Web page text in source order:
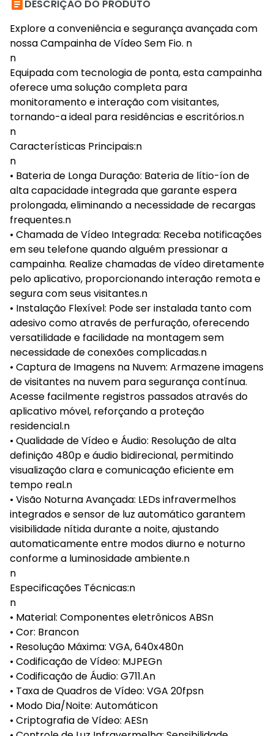
DESCRIÇÃO DO PRODUTO
Explore a conveniência e segurança avançada com
nossa Campainha de Vídeo Sem Fio. n
n
Equipada com tecnologia de ponta, esta campainha
oferece uma solução completa para
monitoramento e interação com visitantes,
tornando-a ideal para residências e escritórios.n
n
Características Principais:n
n
• Bateria de Longa Duração: Bateria de lítio-íon de
alta capacidade integrada que garante espera
prolongada, eliminando a necessidade de recargas
frequentes.n
• Chamada de Vídeo Integrada: Receba notificações
em seu telefone quando alguém pressionar a
campainha. Realize chamadas de vídeo diretamente
pelo aplicativo, proporcionando interação remota e
segura com seus visitantes.n
• Instalação Flexível: Pode ser instalada tanto com
adesivo como através de perfuração, oferecendo
versatilidade e facilidade na montagem sem
necessidade de conexões complicadas.n
• Captura de Imagens na Nuvem: Armazene imagens
de visitantes na nuvem para segurança contínua.
Acesse facilmente registros passados através do
aplicativo móvel, reforçando a proteção
residencial.n
• Qualidade de Vídeo e Áudio: Resolução de alta
definição 480p e áudio bidirecional, permitindo
visualização clara e comunicação eficiente em
tempo real.n
• Visão Noturna Avançada: LEDs infravermelhos
integrados e sensor de luz automático garantem
visibilidade nítida durante a noite, ajustando
automaticamente entre modos diurno e noturno
conforme a luminosidade ambiente.n
n
Especificações Técnicas:n
n
• Material: Componentes eletrônicos ABSn
• Cor: Brancon
• Resolução Máxima: VGA, 640x480n
• Codificação de Vídeo: MJPEGn
• Codificação de Áudio: G711.An
• Taxa de Quadros de Vídeo: VGA 20fpsn
• Modo Dia/Noite: Automáticon
• Criptografia de Vídeo: AESn